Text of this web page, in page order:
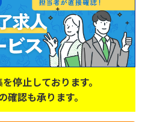
停止しております。
確認も承ります。